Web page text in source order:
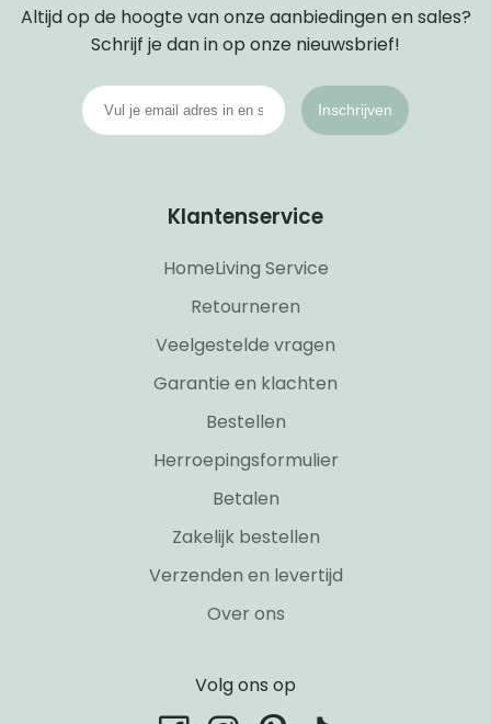
Altijd op de hoogte van onze aanbiedingen en sales?
Schrijf je dan in op onze nieuwsbrief!
Inschrijven
Klantenservice
HomeLiving Service
Retourneren
Veelgestelde vragen
Garantie en klachten
Bestellen
Herroepingsformulier
Betalen
Zakelijk bestellen
Verzenden en levertijd
Over ons
Volg ons op